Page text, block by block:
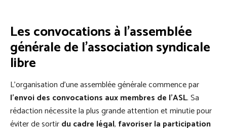
Les convocations à l’assemblée
générale de l’association syndicale
libre
L’organisation d’une assemblée générale commence par
l’envoi des convocations aux membres de l’ASL. Sa
rédaction nécessite la plus grande attention et minutie pour
éviter de sortirdu cadre légal, favoriser la participation